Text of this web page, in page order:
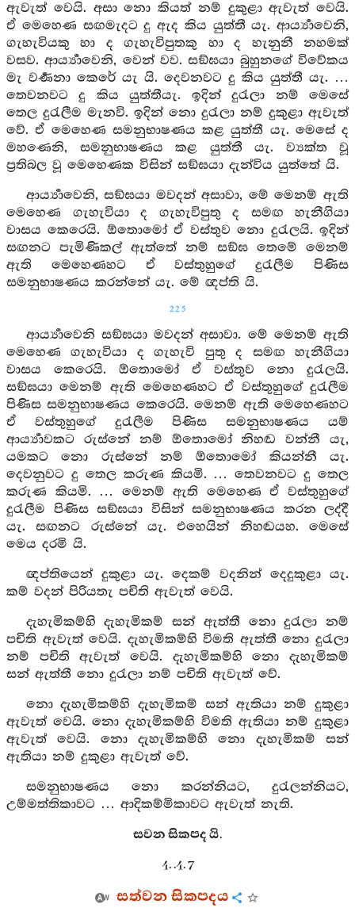
ඇවැත් වෙයි. අසා නො කියත් නම් දුකුළා ඇවැත් වෙයි.
ඒ මෙහෙණ සඟමැදට දු ඇද කිය යුත්තී යැ. ආර්‍ය්‍යාවෙනි,
ගැහැවියකු හා ද ගැහැවිපුතකු හා ද හැනුනී නහමක්
වසව. ආර්‍ය්‍යාවෙනි, වෙන් වව. සඞ්ඝයා බුහුනගේ විවේකය
මැ වර්‍ණනා කෙරේ යැ යි. දෙවනවට දු කිය යුත්තී යැ. …
තෙවනවට දු කිය යුත්තීයැ. ඉදින් දුරැලා නම් මෙසේ
තෙල දුරැලීම මැනවි. ඉදින් නො දුරැලා නම් දුකුළා ඇවැත්
වේ. ඒ මෙහෙණ සමනුභාෂණය කළ යුත්තී යැ. මෙසේ ද
මහණෙනි, සමනුභාෂණය කළ යුත්තී යැ. ව්‍යක්ත වූ
ප්‍රතිබල වූ මෙහෙණක විසින් සඞ්ඝයා දැන්විය යුත්තේ යි.
ආර්‍ය්‍යාවෙනි, සඞ්ඝයා මවදන් අසාවා, මේ මෙනම් ඇති
මෙහෙණ ගැහැවියා ද ගැහැවිපුතු ද සමඟ හැනීගියා
වාසය කෙරෙයි. ඕතොමෝ ඒ වස්තුව නො දුරැලයි. ඉදින්
සඟනට පැමිණිකල් ඇත්තේ නම් සඞ්ඝ තෙමේ මෙනම්
ඇති මෙහෙණහට ඒ වස්තුහුගේ දුරැලීම පිණිස
සමනුභාෂණය කරන්නේ යැ. මේ ඥප්ති යි.
225
ආර්‍ය්‍යාවෙනි සඞ්ඝයා මවදන් අසාවා. මේ මෙනම් ඇති
මෙහෙණ ගැහැවියා ද ගැහැවි පුතු ද සමඟ හැනීගියා
වාසය කෙරෙයි. ඕතොමෝ ඒ වස්තුව නො දුරැලයි.
සඞ්ඝයා මෙනම් ඇති මෙහෙණහට ඒ වස්තුහුගේ දුරැලීම
පිණිස සමනුභාෂණය කෙරෙයි. මෙනම් ඇති මෙහෙණහට
ඒ වස්තුහුගේ දුරැලීම පිණිස සමනුභාෂණය යම්
ආර්‍ය්‍යාවකට රුස්නේ නම් ඕතොමෝ නිහඬ වන්නී යැ,
යමකට නො රුස්නේ නම් ඕතොමෝ කියන්නී යැ.
දෙවනුවට දු තෙල කරුණ කියමි. … තෙවනවට දු තෙල
කරුණ කියමි. … මෙනම් ඇති මෙහෙණ ඒ වස්තුහුගේ
දුරැලීම පිණිස සඞ්ඝයා විසින් සමනුභාෂණය කරන ලද්දී
යැ. සඟනට රුස්නේ යැ. එහෙයින් නිහඬයහ. මෙසේ
මෙය දරමි යි.
ඥප්තියෙන් දුකුළා යැ. දෙකම් වදනින් දෙදුකුළා යැ.
කම් වදන් පිරියතැ පචිති ඇවැත් වෙයි.
දැහැමිකම්හි දැහැමිකම් සන් ඇත්තී නො දුරැලා නම්
පචිති ඇවැත් වෙයි. දැහැමිකම්හි විමති ඇත්තී නො දුරැලා
නම් පචිති ඇවැත් වෙයි. දැහැමිකම්හි නො දැහැමිකම්
සන් ඇත්තී නො දුරැලා නම් පචිති ඇවැත් වේ.
නො දැහැමිකම්හි දැහැමිකම් සන් ඇතියා නම් දුකුළා
ඇවැත් වෙයි. නො දැහැමිකම්හි විමති ඇතියා නම් දුකුළා
ඇවැත් වෙයි. නො දැහැමිකම්හි නො දැහැමිකම් සන්
ඇතියා නම් දුකුළා ඇවැත් වේ.
සමනුභාෂණය නො කරන්නියට, දුරැලන්නියට,
උම්මත්තිකාවට … ආදිකම්මිකාවට ඇවැත් නැති.
සවන සිකපද යි.
4. .4. 7
සත්වන සිකපදය